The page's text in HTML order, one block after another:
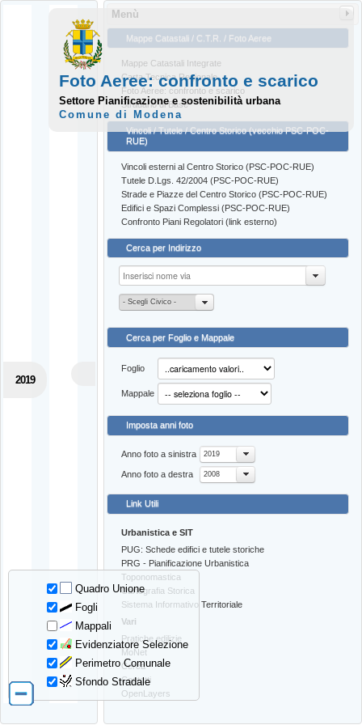
2019
Menù
Mappe Catastali / C.T.R. / Foto Aeree
Mappe Catastali Integrate
Carta Tecnica Regionale
Foto Aeree: confronto e scarico
Stradario di Base
Vincoli / Tutele / Centro Storico (vecchio PSC-POC-
RUE)
Vincoli esterni al Centro Storico (PSC-POC-RUE)
Tutele D.Lgs. 42/2004 (PSC-POC-RUE)
Strade e Piazze del Centro Storico (PSC-POC-RUE)
Edifici e Spazi Complessi (PSC-POC-RUE)
Confronto Piani Regolatori (link esterno)
Cerca per Indirizzo
- Scegli Civico -
Cerca per Foglio e Mappale
Foglio
Mappale
Imposta anni foto
Anno foto a sinistra 2019
Anno foto a destra 2008
Link Utili
Urbanistica e SIT
PUG: Schede edifici e tutele storiche
PRG - Pianificazione Urbanistica
Toponomastica
Cartografia Storica
Sistema Informativo Territoriale
Vari
Pratiche edilizie
MoNet
Cerca
Contatti
OpenLayers
Quadro Unione
Fogli
Mappali
Evidenziatore Selezione
Perimetro Comunale
Sfondo Stradale
Foto Aeree: confronto e scarico
Settore Pianificazione e sostenibilità urbana
Comune di Modena